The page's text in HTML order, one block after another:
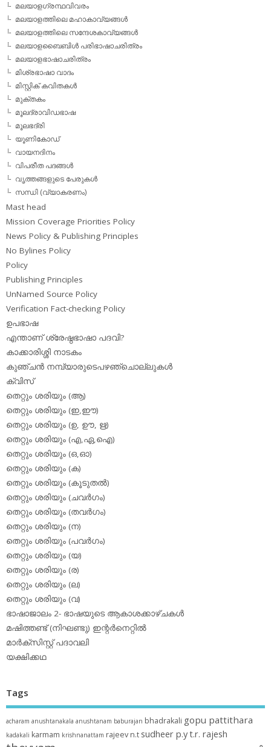
മലയാളഗ്രന്ഥവിവരം
മലയാളത്തിലെ മഹാകാവ്യങ്ങള്‍
മലയാളത്തിലെ സന്ദേശകാവ്യങ്ങള്‍
മലയാളബൈബിള്‍ പരിഭാഷാചരിത്രം
മലയാളഭാഷാചരിത്രം
മിശ്രഭാഷാ വാദം
മിസ്റ്റിക് കവിതകള്‍
മുക്തകം
മൂലദ്രാവിഡഭാഷ
മൂലഭദ്രി
യൂണികോഡ്
വായനദിനം
വിപരീത പദങ്ങള്‍
വൃത്തങ്ങളുടെ പേരുകള്‍
സന്ധി (വ്യാകരണം)
Mast head
Mission Coverage Priorities Policy
News Policy & Publishing Principles
No Bylines Policy
Policy
Publishing Principles
UnNamed Source Policy
Verification Fact-checking Policy
ഉപഭാഷ
എന്താണ് ശ്രേഷ്ഠഭാഷാ പദവി?
കാക്കാരിശ്ശി നാടകം
കുഞ്ചന്‍ നമ്പ്യാരുടെപഴഞ്ചൊല്ലുകള്‍
ക്വിസ്
തെറ്റും ശരിയും (ആ)
തെറ്റും ശരിയും (ഇ,ഈ)
തെറ്റും ശരിയും (ഉ, ഊ, ഋ)
തെറ്റും ശരിയും (എ,ഏ,ഐ)
തെറ്റും ശരിയും (ഒ,ഓ)
തെറ്റും ശരിയും (ക)
തെറ്റും ശരിയും (കൂടുതല്‍)
തെറ്റും ശരിയും (ചവര്‍ഗം)
തെറ്റും ശരിയും (തവര്‍ഗം)
തെറ്റും ശരിയും (ന)
തെറ്റും ശരിയും (പവര്‍ഗം)
തെറ്റും ശരിയും (യ)
തെറ്റും ശരിയും (ര)
തെറ്റും ശരിയും (ല)
തെറ്റും ശരിയും (വ)
ഭാഷാജാലം 2- ഭാഷയുടെ ആകാശക്കാഴ്ചകള്‍
മഷിത്തണ്ട് (നിഘണ്ടു) ഇന്റര്‍നെറ്റില്‍
മാര്‍ക്‌സിസ്റ്റ് പദാവലി
യക്ഷിക്കഥ
Tags
acharam anushtanakala anushtanam baburajan bhadrakali gopu pattithara
kadakali karmam krishnanattam rajeev n.t sudheer p.yt.r. rajesh